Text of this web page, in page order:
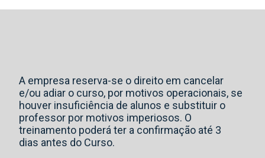
A empresa reserva-se o direito em cancelar
e/ou adiar o curso, por motivos operacionais, se
houver insuficiência de alunos e substituir o
professor por motivos imperiosos. O
treinamento poderá ter a confirmação até 3
dias antes do Curso.